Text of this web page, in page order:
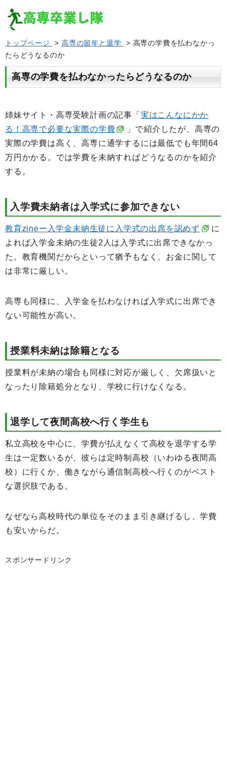
トップページ >高専の留年と退学
> 高専の学費を払わなかっ
たらどうなるのか
高専の学費を払わなかったらどうなるのか
姉妹サイト・高専受験計画の記事「 実はこんなにかか
る！高専で必要な実際の学費
」で紹介したが、高専の
実際の学費は高く、高専に通学するには最低でも年間64
万円かかる。では学費を未納すればどうなるのかを紹介
する。
入学費未納者は入学式に参加できない
教育zineー入学金未納生徒に入学式の出席を認めず
に
よれば入学金未納の生徒2人は入学式に出席できなかっ
た。教育機関だからといって猶予もなく、お金に関して
は非常に厳しい。
高専も同様に、入学金を払わなければ入学式に出席でき
ない可能性が高い。
授業料未納は除籍となる
授業料が未納の場合も同様に対応が厳しく、欠席扱いと
なったり除籍処分となり、学校に行けなくなる。
退学して夜間高校へ行く学生も
私立高校を中心に、学費が払えなくて高校を退学する学
生は一定数いるが、彼らは定時制高校（いわゆる夜間高
校）に行くか、働きながら通信制高校へ行くのがベスト
な選択肢である。
なぜなら高校時代の単位をそのまま引き継げるし、学費
も安いからだ。
スポンサードリンク